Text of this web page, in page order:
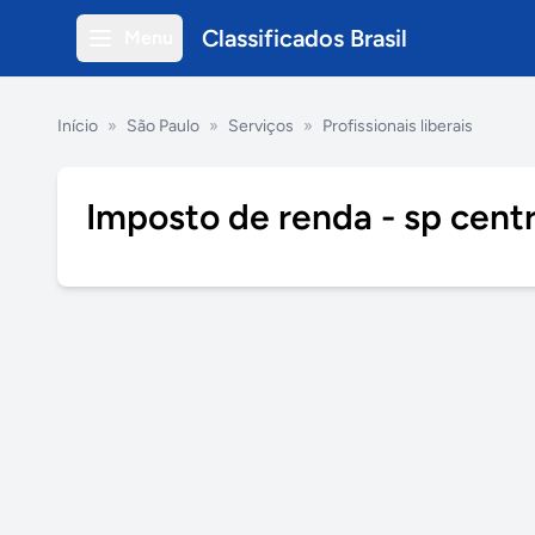
Classificados Brasil
Início » São Paulo » Serviços » Profissionais liberais
Imposto de renda - sp